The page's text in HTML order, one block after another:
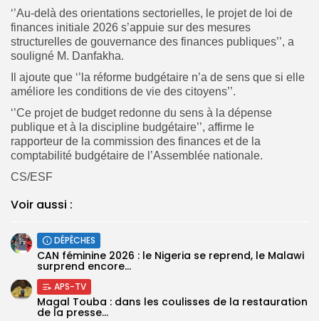
‘’Au-delà des orientations sectorielles, le projet de loi de
finances initiale 2026 s’appuie sur des mesures
structurelles de gouvernance des finances publiques’’, a
souligné M. Danfakha.
Il ajoute que ‘’l a réforme budgétaire n’a de sens que si elle
améliore les conditions de vie des citoyens’’.
‘’Ce projet de budget redonne du sens à la dépense
publique et à la discipline budgétaire’’, affirme le
rapporteur de la commission des finances et de la
comptabilité budgétaire de l’Assemblée nationale.
CS/ESF
Voir aussi :
DÉPÊCHES
‎CAN féminine 2026 : le Nigeria se reprend, le Malawi
surprend encore...
APS-TV
Magal Touba : dans les coulisses de la restauration
de la presse...